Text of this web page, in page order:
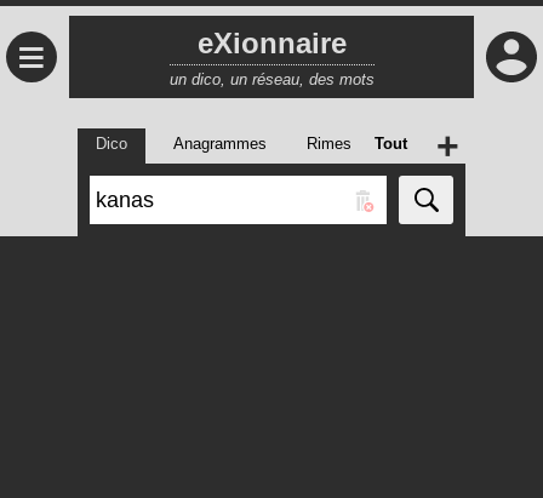
≡ eXionnaire
un dico, un réseau, des mots
Dico Anagrammes Rimes Tout +